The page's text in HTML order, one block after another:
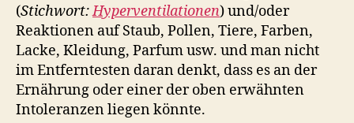
(Stichwort:Hyperventilationen) und/oder
Reaktionen auf Staub, Pollen, Tiere, Farben,
Lacke, Kleidung, Parfum usw. und man nicht
im Entferntesten daran denkt, dass es an der
Ernährung oder einer der oben erwähnten
Intoleranzen liegen könnte.